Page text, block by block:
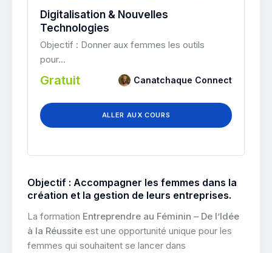
Objectif : Accompagner les femmes dans la
création et la gestion de leurs entreprises.
La formation Entreprendre au Féminin – De l’Idée
à la Réussite est une opportunité unique pour les
femmes qui souhaitent se lancer dans
Digitalisation & Nouvelles
Technologies
Objectif : Donner aux femmes les outils
pour...
Gratuit Canatchaque Connect
ALLER AUX COURS